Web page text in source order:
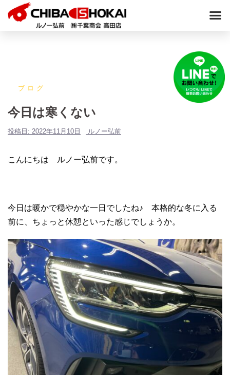
ブログ
今日は寒くない
投稿日: 2022年11月10日 ルノー弘前
こんにちは ルノー弘前です。
今日は暖かで穏やかな一日でしたね♪ 本格的な冬に入る
前に、ちょっと休憩といった感じでしょうか。